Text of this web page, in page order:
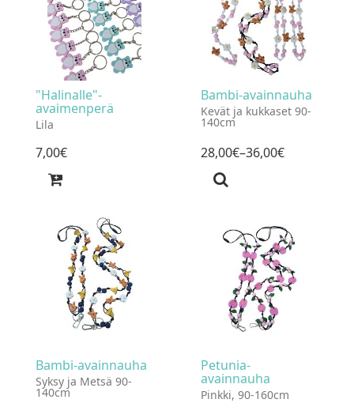
"Halinalle"-
avaimenperä
Lila
7,00€
Bambi-avainnauha
Kevät ja kukkaset 90-
140cm
28,00€–36,00€
Bambi-avainnauha
Syksy ja Metsä 90-
140cm
Petunia-
avainnauha
Pinkki, 90-160cm